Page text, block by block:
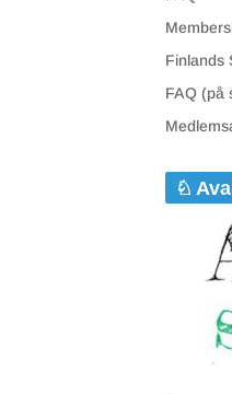
Finlands
FAQ (på